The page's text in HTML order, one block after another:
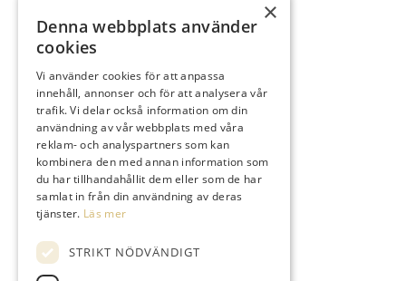
SNABBLÄNKAR
Spela
Medlem
Shop & Pro
Restaurang
Boende
×
Denna webbplats använder
cookies
Vi använder cookies för att anpassa
innehåll, annonser och för att analysera vår
trafik. Vi delar också information om din
användning av vår webbplats med våra
reklam- och analyspartners som kan
kombinera den med annan information som
du har tillhandahållit dem eller som de har
samlat in från din användning av deras
tjänster. Läs mer
STRIKT NÖDVÄNDIGT